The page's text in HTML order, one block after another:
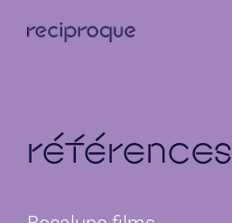
contenu
références